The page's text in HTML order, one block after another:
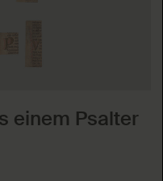
einem Psalter